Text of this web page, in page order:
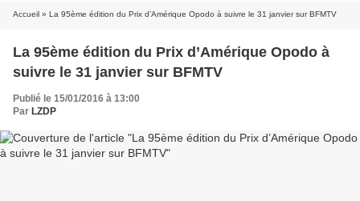
Accueil » La 95ème édition du Prix d’Amérique Opodo à suivre le 31 janvier sur BFMTV
La 95ème édition du Prix d’Amérique Opodo à
suivre le 31 janvier sur BFMTV
Publié le 15/01/2016 à 13:00
Par LZDP